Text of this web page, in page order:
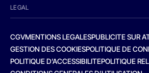
LEGAL
CGVMENTIONS LEGALESPUBLICITE SUR
GESTION DES COOKIESPOLITIQUE DE
POLITIQUE D’ACCESSIBILITEPOLITIQUE